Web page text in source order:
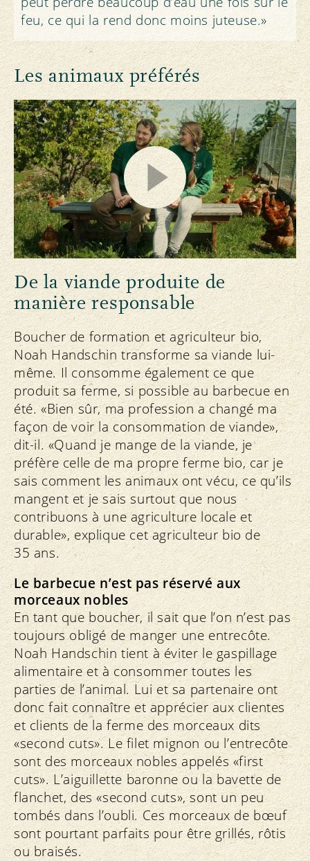
feu, ce qui la rend donc moins juteuse.»
Les animaux préférés
De la viande produite de
manière responsable
Boucher de formation et agriculteur bio,
Noah Handschin transforme sa viande lui-
même. Il consomme également ce que
produit sa ferme, si possible au barbecue en
été. «Bien sûr, ma profession a changé ma
façon de voir la consommation de viande»,
dit-il. «Quand je mange de la viande, je
préfère celle de ma propre ferme bio, car je
sais comment les animaux ont vécu, ce qu’ils
mangent et je sais surtout que nous
contribuons à une agriculture locale et
durable», explique cet agriculteur bio de
35 ans.
Le barbecue n’est pas réservé aux
morceaux nobles
En tant que boucher, il sait que l’on n’est pas
toujours obligé de manger une entrecôte.
Noah Handschin tient à éviter le gaspillage
alimentaire et à consommer toutes les
parties de l’animal. Lui et sa partenaire ont
donc fait connaître et apprécier aux clientes
et clients de la ferme des morceaux dits
«second cuts». Le filet mignon ou l’entrecôte
sont des morceaux nobles appelés «first
cuts». L’aiguillette baronne ou la bavette de
flanchet, des «second cuts», sont un peu
tombés dans l’oubli. Ces morceaux de bœuf
sont pourtant parfaits pour être grillés, rôtis
ou braisés.